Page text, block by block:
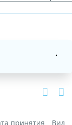
принятия
Вид